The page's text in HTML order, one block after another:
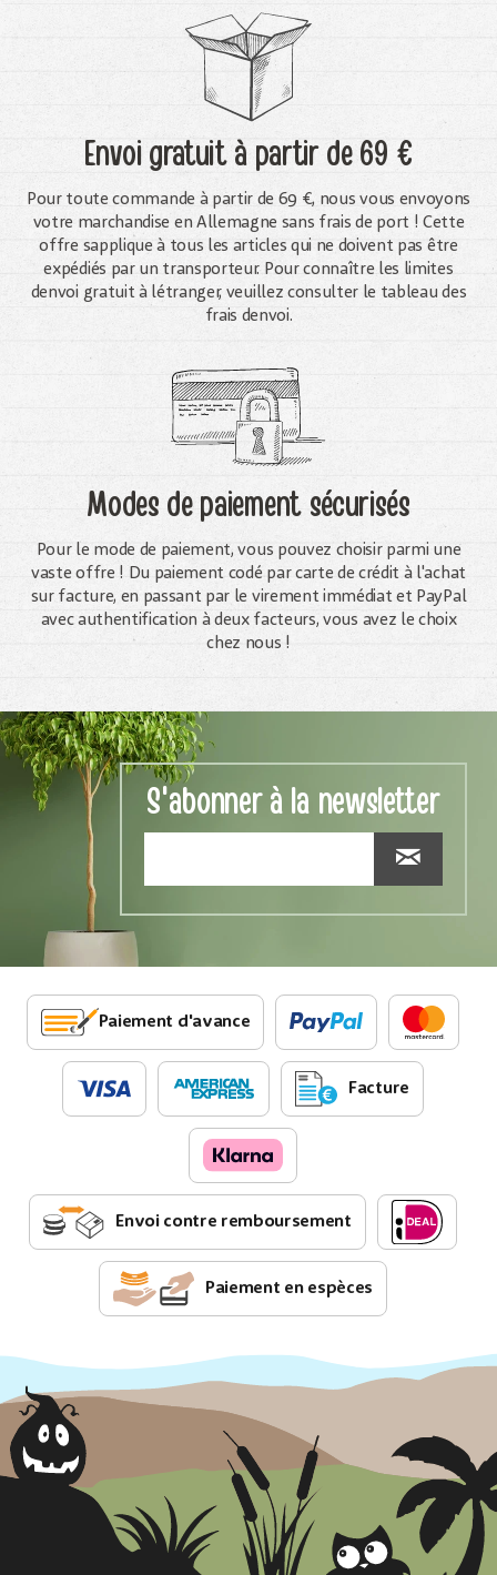
Envoi gratuità partir de 69 €
Pour toute commande à partir de 69 €, nous vous envoyons
votre marchandise en Allemagne sans frais de port ! Cette
offre sapplique à tous les articles qui ne doivent pas être
expédiés par un transporteur. Pour connaître les limites
denvoi gratuit à létranger, veuillez consulter le tableau des
frais denvoi.
Modes de paiement sécurisés
Pour le mode de paiement, vous pouvez choisir parmi une
vaste offre ! Du paiement codé par carte de crédit à l'achat
sur facture, en passant par le virement immédiat et PayPal
avec authentification à deux facteurs, vous avez le choix
chez nous !
S'abonner à la newsletter
Paiement d'avance
Facture
Envoi contre remboursement
Paiement en espèces